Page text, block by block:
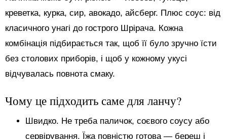
креветка, курка, сир, авокадо, айсберг. Плюс соус: від
класичного унагі до гострого Шрірача. Кожна
комбінація підбирається так, щоб її було зручно їсти
без столових приборів, і щоб у кожному укусі
відчувалась повнота смаку.
Чому це підходить саме для ланчу?
Швидко. Не треба паличок, соєвого соусу або
сервірування. Їжа повністю готова — береш і